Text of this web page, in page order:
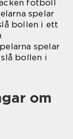
fotboll
spelar
bollen i ett
spelar
bollen i
om